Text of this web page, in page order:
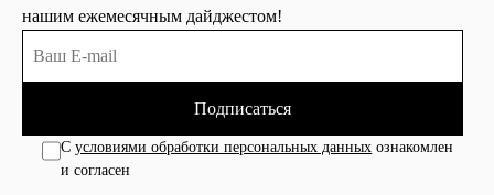
нашим ежемесячным дайджестом!
Подписаться
Сусловиями обработки персональных данных ознакомлен
и согласен